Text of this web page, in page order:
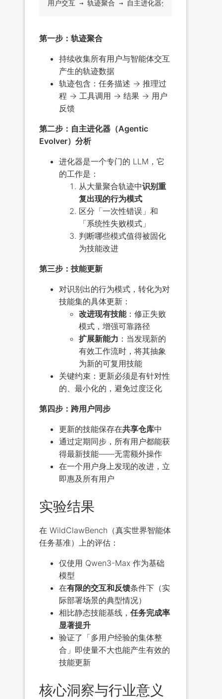
第一步：轨迹聚合
持续收集所有用户与智能体交互
产生的轨迹数据
轨迹包含：任务描述 → 推理过
程 → 工具调用 → 结果 → 用户
反馈
第二步：自主进化器（Agentic
Evolver）分析
进化器是一个专门的 LLM，它
的工作是：
从大量聚合轨迹中识别重
复出现的行为模式
区分「一次性错误」和
「系统性失败模式」
判断哪些模式值得被固化
为技能改进
第三步：技能更新
对识别出的行为模式，转化为对
技能集的具体更新：
改进现有技能：修正失败
模式，增强可靠路径
扩展新能力 ：当发现新的
有效工作流时，将其抽象
为新的可复用技能
关键约束：更新必须是有针对性
的、最小化的，避免过度泛化
第四步：跨用户同步
更新的技能保存在共享仓库中
通过定期同步，所有用户都能获
得最新技能——无需额外操作
在一个用户身上发现的改进，立
即惠及所有用户
实验结果
在 WildClawBench（真实世界智能体
任务基准）上的评估：
仅使用 Qwen3-Max 作为基础
模型
在有限的交互和反馈条件下（实
际部署场景的典型情况）
相比静态技能基线，任务完成率
显著提升
验证了「多用户经验的集体整
合」即使量不大也能产生有效的
技能更新
核心洞察与行业意义